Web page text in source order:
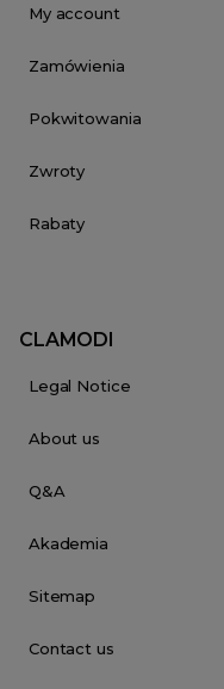
My account
Zamówienia
Pokwitowania
Zwroty
Rabaty
CLAMODI
Legal Notice
About us
Q&A
Akademia
Sitemap
Contact us